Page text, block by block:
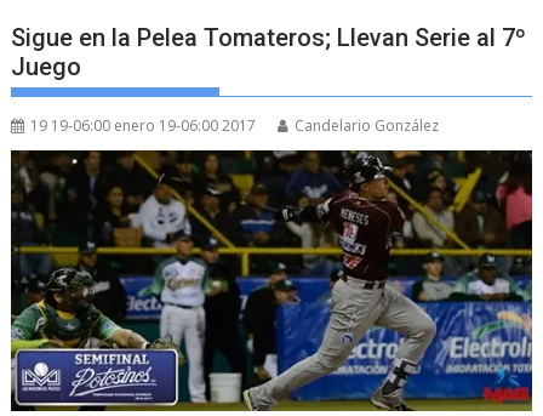
Sigue en la Pelea Tomateros; Llevan Serie al 7º
Juego
19 19-06:00 enero 19-06:00 2017 Candelario González